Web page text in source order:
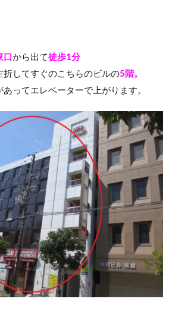
口から出て徒歩1分
してすぐのこちらのビルの5階。
ってエレベーターで上がります。